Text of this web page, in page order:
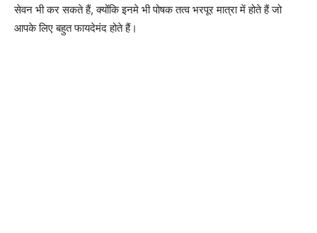
सेवन भी कर सकते हैं, क्योंकि इनमे भी पोषक तत्व भरपूर मात्रा में होते हैं जो
आपके लिए बहुत फायदेमंद होते हैं।